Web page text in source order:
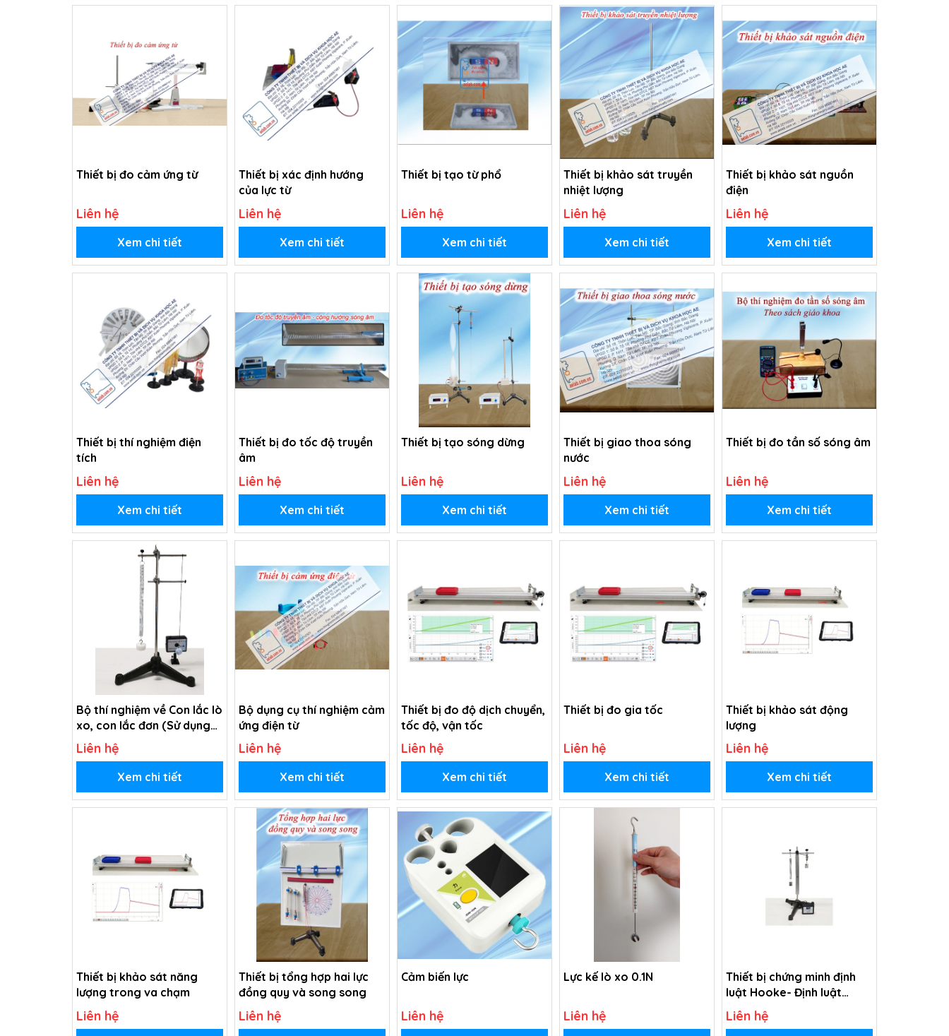
Thiết bị đo cảm ứng từ
Liên hệ
Xem chi tiết
Thiết bị xác định hướng
của lực từ
Liên hệ
Xem chi tiết
Thiết bị tạo từ phổ
Liên hệ
Xem chi tiết
Thiết bị khảo sát truyền
nhiệt lượng
Liên hệ
Xem chi tiết
Thiết bị khảo sát nguồn
điện
Liên hệ
Xem chi tiết
Thiết bị thí nghiệm điện
tích
Liên hệ
Xem chi tiết
Thiết bị đo tốc độ truyền
âm
Liên hệ
Xem chi tiết
Thiết bị tạo sóng dừng
Liên hệ
Xem chi tiết
Thiết bị giao thoa sóng
nước
Liên hệ
Xem chi tiết
Thiết bị đo tần số sóng âm
Liên hệ
Xem chi tiết
Bộ thí nghiệm về Con lắc lò
xo, con lắc đơn (Sử dụng
cảm biến)
Liên hệ
Xem chi tiết
Bộ dụng cụ thí nghiệm cảm
ứng điện từ
Liên hệ
Xem chi tiết
Thiết bị đo độ dịch chuyển,
tốc độ, vận tốc
Liên hệ
Xem chi tiết
Thiết bị đo gia tốc
Liên hệ
Xem chi tiết
Thiết bị khảo sát động
lượng
Liên hệ
Xem chi tiết
Thiết bị khảo sát năng
lượng trong va chạm
Liên hệ
Thiết bị tổng hợp hai lực
đồng quy và song song
Liên hệ
Cảm biến lực
Liên hệ
Lực kế lò xo 0.1N
Liên hệ
Thiết bị chứng minh định
luật Hooke- Định luật
Hook
Liên hệ